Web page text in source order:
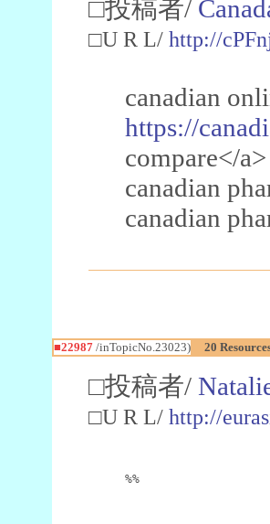
□投稿者/
□U R L/ http://
canadian
https://
compare</
canadian
canadian
■22987/inTopicNo.23023) 20
□投稿者/
□U R L/ http://
%%